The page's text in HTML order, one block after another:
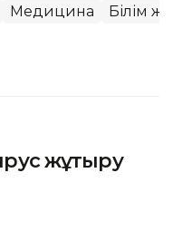
Медицина Білім
жұқтыру